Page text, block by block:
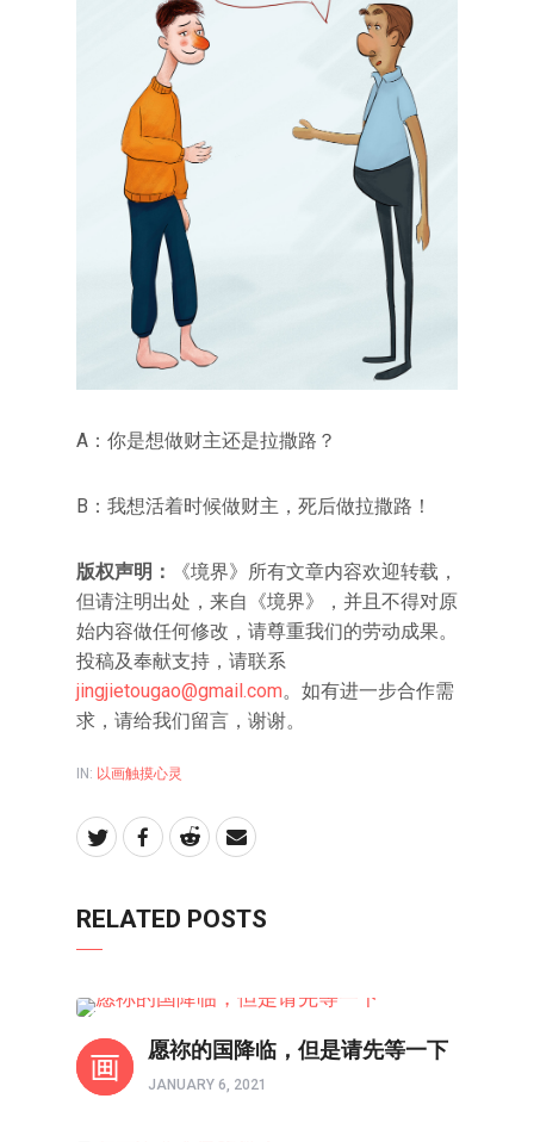
A：你是想做财主还是拉撒路？
B：我想活着时候做财主，死后做拉撒路！
版权声明：
《境界》所有文章内容欢迎转载，
但请注明出处，来自《境界》，并且不得对原
始内容做任何修改，请尊重我们的劳动成果。
投稿及奉献支持，请联系
jingjietougao@gmail.com。如有进一步合作需
求，请给我们留言，谢谢。
IN: 以画触摸心灵
RELATED POSTS
愿祢的国降临，但是请先等一下
JANUARY 6, 2021